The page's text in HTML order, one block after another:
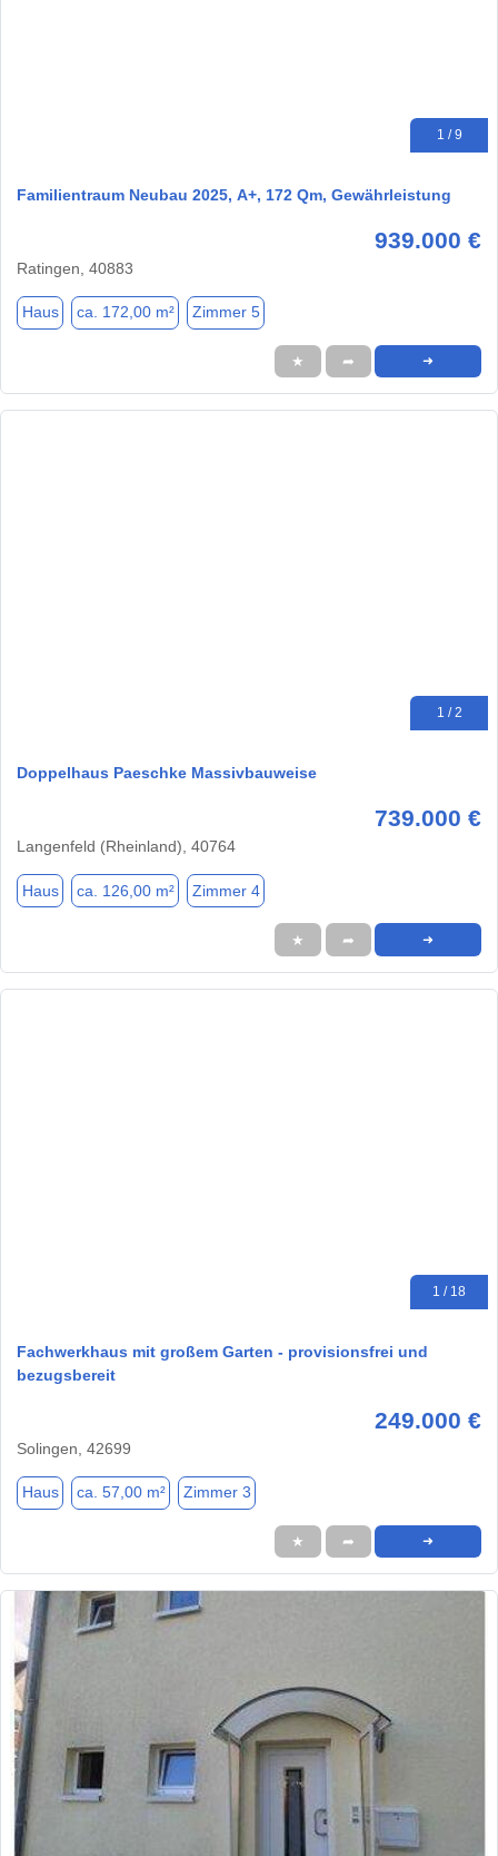
1 / 9
Familientraum Neubau 2025, A+, 172 Qm, Gewährleistung
939.000 €
Ratingen, 40883
Haus ca. 172,00 m² Zimmer 5
★ ➦ ➜
1 / 2
Doppelhaus Paeschke Massivbauweise
739.000 €
Langenfeld (Rheinland), 40764
Haus ca. 126,00 m² Zimmer 4
★ ➦ ➜
1 / 18
Fachwerkhaus mit großem Garten - provisionsfrei und
bezugsbereit
249.000 €
Solingen, 42699
Haus ca. 57,00 m² Zimmer 3
★ ➦ ➜